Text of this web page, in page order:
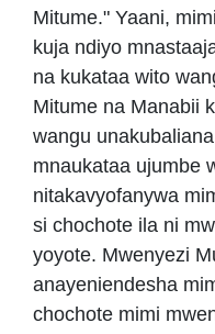
Mitume." Yaani,
kuja ndiyo
na kukataa wito
Mitume na Manabii
wangu
mnaukataa ujumbe
nitakavyofanywa
si chochote ila ni
yoyote. Mwenyezi
anayeniendesha
chochote mimi